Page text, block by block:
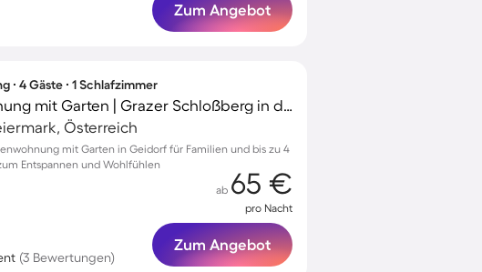
Zum Angebot
∙ 4 Gäste ∙ 1 Schlafzimmer
Ferienwohnung mit Garten | Grazer Schloßberg in der Nähe
Österreich
mit Garten in Geidorf für Familien und bis zu 4
Entspannen und Wohlfühlen
(3 Bewertungen)
ab 65 €
pro Nacht
Zum Angebot